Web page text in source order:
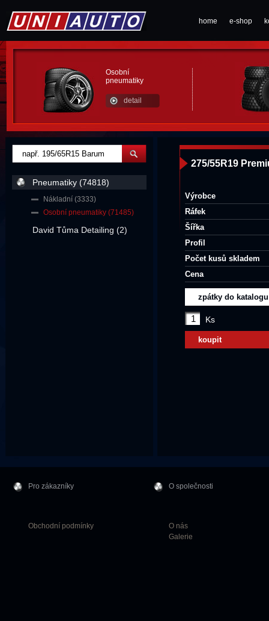
home e-shop
Osobní
pneumatiky
detail
275/55R19
Výrobce
Ráfek
Šířka
Profil
Počet kusů skladem
Cena
zpátky do katalogu
Ks
koupit
Pneumatiky (74818)
Nákladní (3333)
Osobní pneumatiky (71485)
David Tůma Detailing (2)
Pro zákazníky
Obchodní podmínky
O společnosti
O nás
Galerie